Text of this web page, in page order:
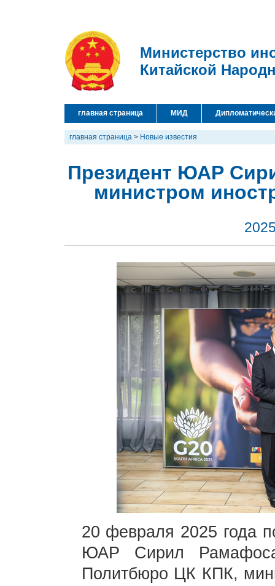
Министерство
Китайской
главная страница МИД
главная страница > Новые известия
Президент ЮАР
министром
20 февраля 2025 года
ЮАР Сирил
Политбюро ЦК КПК,